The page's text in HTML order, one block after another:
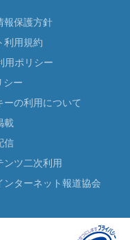
報保護方針
利用規約
用ポリシー
シー
ーの利用について
載
信
ンツ二次利用
ンターネット報道協会